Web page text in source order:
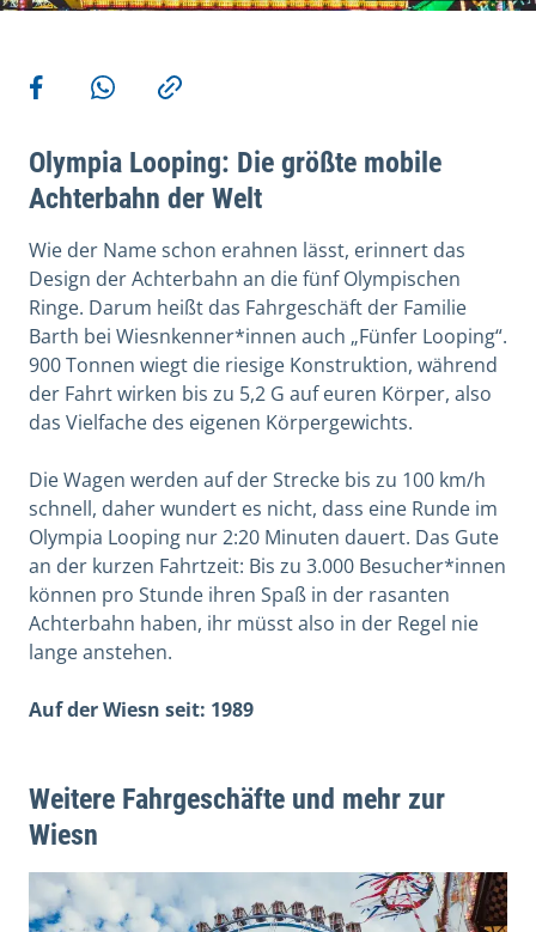
Weitere Aktionen
Teilen auf Facebook
Teilen via WhatsApp
Kopieren
Olympia Looping: Die größte mobile
Achterbahn der Welt
Wie der Name schon erahnen lässt, erinnert das
Design der Achterbahn an die fünf Olympischen
Ringe. Darum heißt das Fahrgeschäft der Familie
Barth bei Wiesnkenner*innen auch „Fünfer Looping“.
900 Tonnen wiegt die riesige Konstruktion, während
der Fahrt wirken bis zu 5,2 G auf euren Körper, also
das Vielfache des eigenen Körpergewichts.
Die Wagen werden auf der Strecke bis zu 100 km/h
schnell, daher wundert es nicht, dass eine Runde im
Olympia Looping nur 2:20 Minuten dauert. Das Gute
an der kurzen Fahrtzeit: Bis zu 3.000 Besucher*innen
können pro Stunde ihren Spaß in der rasanten
Achterbahn haben, ihr müsst also in der Regel nie
lange anstehen.
Auf der Wiesn seit: 1989
Weitere Fahrgeschäfte und mehr zur
Wiesn